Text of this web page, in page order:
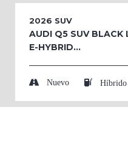
2026 SUV
AUDI Q5 SUV BLACK
E-HYBRID...
Nuevo